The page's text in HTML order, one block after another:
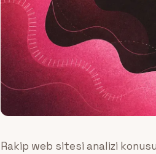
Rakip web sitesi analizi